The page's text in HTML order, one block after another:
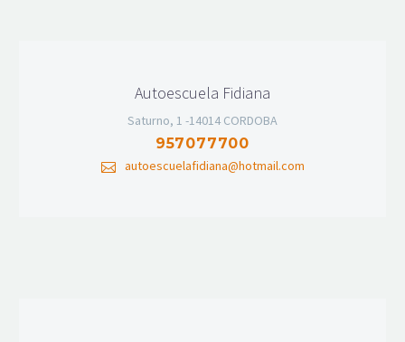
Autoescuela Fidiana
Saturno, 1 -14014 CORDOBA
957077700
autoescuelafidiana@hotmail.com